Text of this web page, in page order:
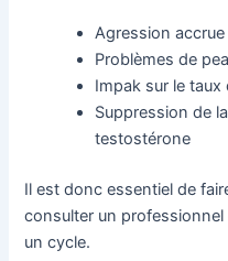
Agression accrue
Problèmes de
Impak sur le
Suppression de
testostérone
Il est donc essentiel de
consulter un
un cycle.